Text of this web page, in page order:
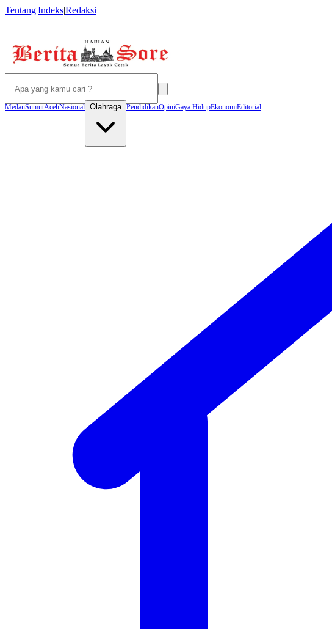
Tentang|Indeks|Redaksi
MedanSumutAcehNasional Olahraga PendidikanOpiniGaya HidupEkonomiEditorial